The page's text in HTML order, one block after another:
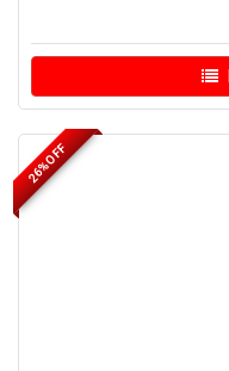
26% OFF